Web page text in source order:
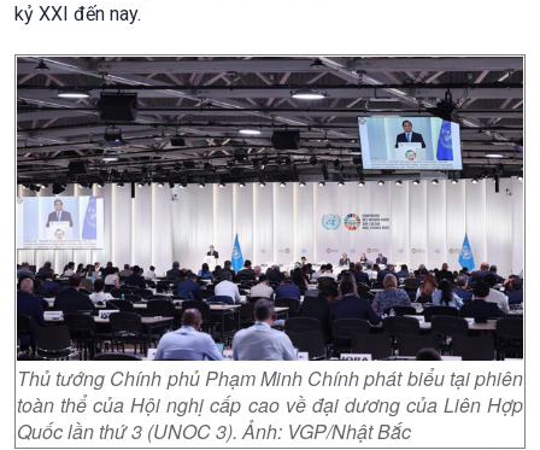
kỷ XXI đến nay.
Thủ tướng Chính phủ Phạm Minh Chính phát biểu tại phiên
toàn thể của Hội nghị cấp cao về đại dương của Liên Hợp
Quốc lần thứ 3 (UNOC 3). Ảnh: VGP/Nhật Bắc